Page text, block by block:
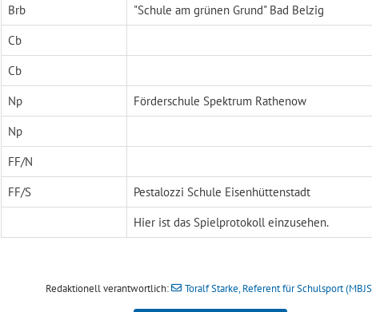
Brb
"Schule am grünen Grund" Bad Belzig
Cb
Cb
Np
Förderschule Spektrum Rathenow
Np
FF/N
FF/S
Pestalozzi Schule Eisenhüttenstadt
Hier ist das Spielprotokolleinzusehen.
Redaktionell verantwortlich: Toralf Starke, Referent für Schulsport